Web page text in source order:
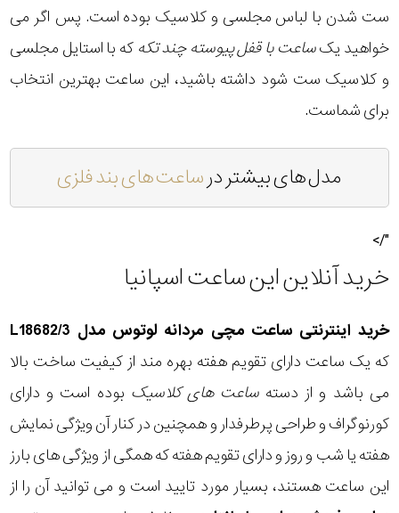
ست شدن با لباس مجلسی و کلاسیک بوده است. پس اگر می
خواهید یکساعت با قفل پیوسته چند تکه که با استایل مجلسی
و کلاسیک ست شود داشته باشید، این ساعت بهترین انتخاب
برای شماست.
مدل های بیشتر درساعت های بند فلزی
"/>
خرید آنلاین این ساعت اسپانیا
خرید اینترنتی ساعت مچی مردانه لوتوس مدل L18682/3
که یک ساعت دارای تقویم هفته بهره مند از کیفیت ساخت بالا
می باشد و از دسته ساعت های کلاسیک بوده است و دارای
کورنوگراف و طراحی پرطرفدار و همچنین در کنار آن ویژگی نمایش
هفته یا شب و روز و دارای تقویم هفته که همگی از ویژگی های بارز
این ساعت هستند، بسیار مورد تایید است و می توانید آن را از